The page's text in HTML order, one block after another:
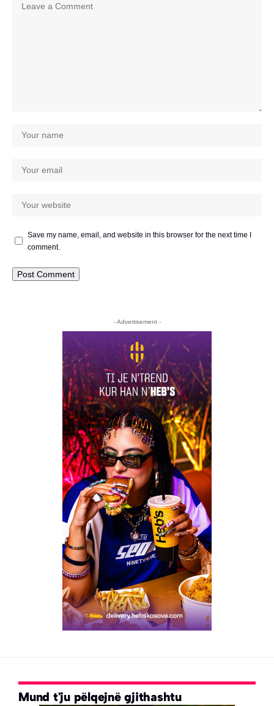
Save my name, email, and website in this browser for the next time I
comment.
- Advertisement -
Mund t'ju pëlqejnë gjithashtu